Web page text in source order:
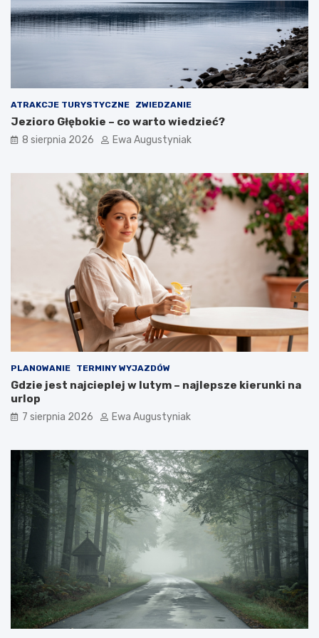
s
p
a
r
e
c
h
ATRAKCJE TURYSTYCZNE ZWIEDZANIE
Jezioro Głębokie – co warto wiedzieć?
8 sierpnia 2026 Ewa Augustyniak
PLANOWANIE TERMINY WYJAZDÓW
Gdzie jest najcieplej w lutym – najlepsze kierunki na
urlop
7 sierpnia 2026 Ewa Augustyniak